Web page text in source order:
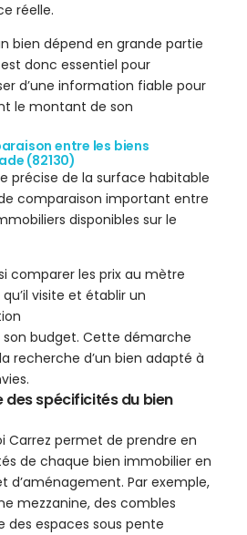
réelle.
bien dépend en grande partie
donc essentiel pour
d’une information fiable pour
le montant de son
entre les biens
(82130)
précise de la surface habitable
comparaison important entre
disponibles sur le
comparer les prix au mètre
visite et établir un
son budget. Cette démarche
recherche d’un bien adapté à
des spécificités du bien
Carrez permet de prendre en
de chaque bien immobilier en
d’aménagement. Par exemple,
mezzanine, des combles
des espaces sous pente